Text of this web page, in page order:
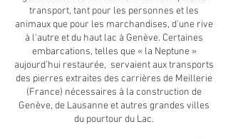
transport, tant pour les personnes et les
animaux que pour les marchandises, d'une rive
à l'autre et du haut lac à Genève. Certaines
embarcations, telles que « la Neptune »
aujourd’hui restaurée, servaient aux transports
des pierres extraites des carrières de Meillerie
(France) nécessaires à la construction de
Genève, de Lausanne et autres grandes villes
du pourtour du Lac.